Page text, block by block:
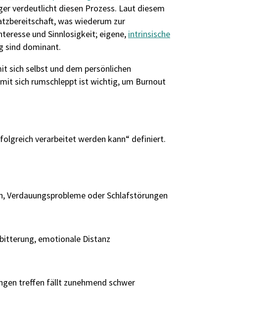
verdeutlicht diesen Prozess. Laut diesem
was wiederum zur
und Sinnlosigkeit; eigene, intrinsische
sind dominant.
sich selbst und dem persönlichen
sich rumschleppt ist wichtig, um Burnout
verarbeitet werden kann“ definiert.
Verdauungsprobleme oder Schlafstörungen
emotionale Distanz
treffen fällt zunehmend schwer